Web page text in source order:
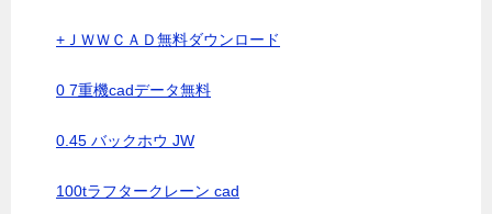
+ＪＷＷＣＡＤ無料ダウンロード
0 7重機cadデータ無料
0.45 バックホウ JW
100tラフタークレーン cad